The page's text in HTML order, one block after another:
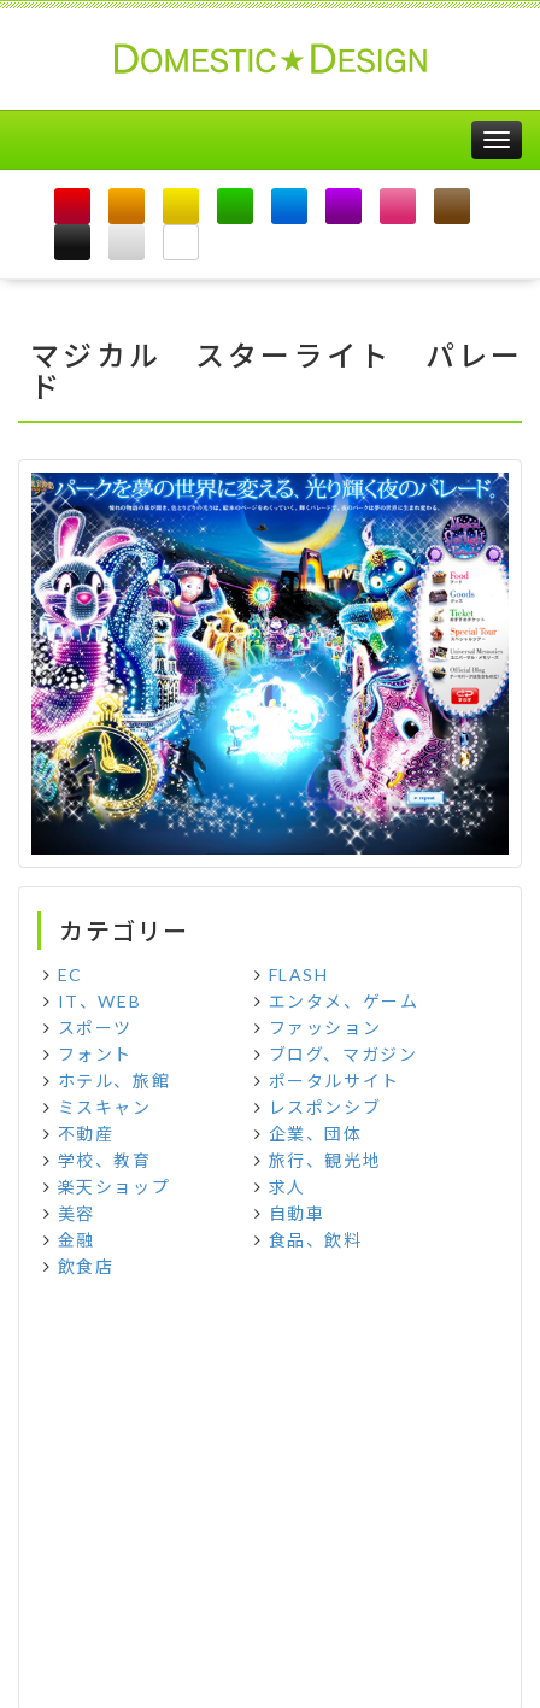
マジカル スターライト パレー
ド
カテゴリー
EC
FLASH
IT、WEB
エンタメ、ゲーム
スポーツ
ファッション
フォント
ブログ、マガジン
ホテル、旅館
ポータルサイト
ミスキャン
レスポンシブ
不動産
企業、団体
学校、教育
旅行、観光地
楽天ショップ
求人
美容
自動車
金融
食品、飲料
飲食店